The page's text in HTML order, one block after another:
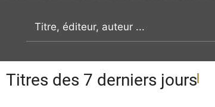
recherche par mot clé
Titres des 7 derniers jours